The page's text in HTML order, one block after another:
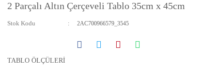
2 Parçalı Altın Çerçeveli Tablo 35cm x 45cm
Stok Kodu 2AC700966579_3545
TABLO ÖLÇÜLERİ